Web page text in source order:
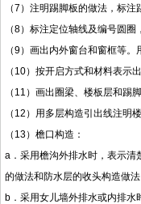
（7）注明踢脚板的做法，标注
（8）标注定位轴线及编号圆
（9）画出内外窗台和窗框等
（10）按开启方式和材料表示
（11）画出圈梁、楼板层和踢
（12）用多层构造引出线注明
（13）檐口构造：
a．采用檐沟外排水时，表示清
的做法和防水层的收头构造做法
b．采用女儿墙外排水或内排